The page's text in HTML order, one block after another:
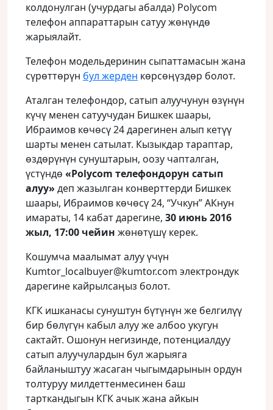
колдонулган (учурдагы абалда) Polycom
телефон аппараттарын сатуу жөнүндө
жарыялайт.
Телефон модельдеринин сыпаттамасын жана
сүрөттөрүн бул жерден көрсөӊүздөр болот.
Аталган телефондор, сатып алуучунун өзүнүн
күчү менен сатуучудан Бишкек шаары,
Ибраимов көчөсү 24 дарегинен алып кетүү
шарты менен сатылат. Кызыкдар тараптар,
өздөрүнүн сунуштарын, оозу чапталган,
үстүндө «Polycom телефондорун сатып
алуу» деп жазылган конверттерди Бишкек
шаары, Ибраимов кѳчѳсү 24, “Учкун” АКнун
имараты, 14 кабат дарегине, 30 июнь 2016
жыл, 17:00 чейин жөнөтүшү керек.
Кошумча маалымат алуу үчүн
Kumtor_localbuyer@kumtor.com электрондук
дарегине кайрылсаӊыз болот.
КГК ишканасы сунуштун бүтүнүн же белгилүү
бир бѳлүгүн кабыл алуу же албоо укугун
сактайт. Ошонун негизинде, потенциалдуу
сатып алуучулардын бул жарыяга
байланыштуу жасаган чыгымдарынын ордун
толтуруу милдеттенмесинен баш
тарткандыгын КГК ачык жана айкын